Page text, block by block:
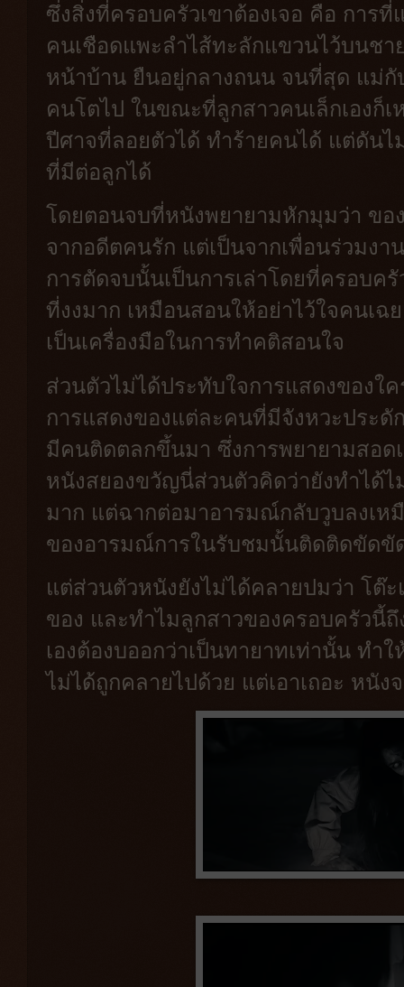
ซึ่งสิ่งที่ครอบครัวเขาต้องเจอ คือ การ
คนเชือดแพะลำไส้ทะลักแขวนไว้บนช
หน้าบ้าน ยืนอยู่กลางถนน จนที่สุด แม่
คนโตไป ในขณะที่ลูกสาวคนเล็กเองก็เ
ปีศาจที่ลอยตัวได้ ทำร้ายคนได้ แต่ดัน
ที่มีต่อลูกได้
โดยตอนจบที่หนังพยายามหักมุมว่า ขอ
จากอดีตคนรัก แต่เป็นจากเพื่อนร่วมง
การตัดจบนั้นเป็นการเล่าโดยที่ครอบค
ที่งงมาก เหมือนสอนให้อย่าไว้ใจคนเฉ
เป็นเครื่องมือในการทำคติสอนใจ
ส่วนตัวไม่ได้ประทับใจการแสดงของใค
การแสดงของแต่ละคนที่มีจังหวะประดั
มีคนติดตลกขึ้นมา ซึ่งการพยายามสอด
หนังสยองขวัญนี่ส่วนตัวคิดว่ายังทำได้
มาก แต่ฉากต่อมาอารมณ์กลับวูบลงเห
ของอารมณ์การในรับชมนั้นติดติดขัดขั
แต่ส่วนตัวหนังยังไม่ได้คลายปมว่า โต๊
ของ และทำไมลูกสาวของครอบครัวนี้
เองต้องบออกว่าเป็นทายาทเท่านั้น ทำ
ไม่ได้ถูกคลายไปด้วย แต่เอาเถอะ หนั